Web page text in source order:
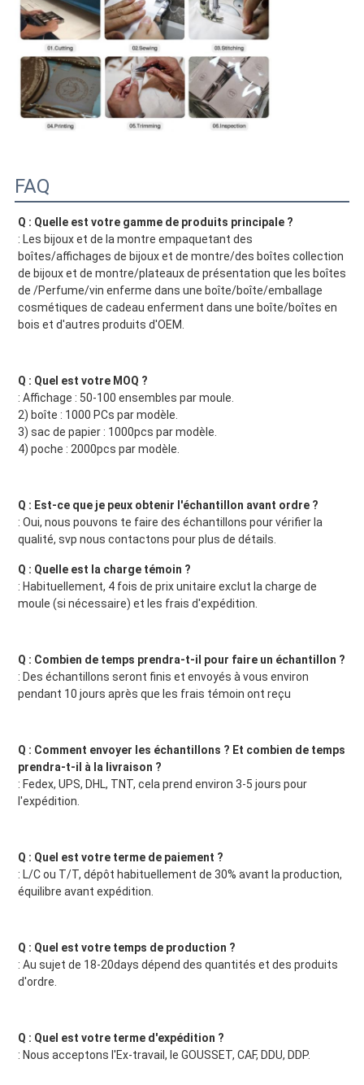
FAQ
Q : Quelle est votre gamme de produits principale ?
: Les bijoux et de la montre empaquetant des
boîtes/affichages de bijoux et de montre/des boîtes collection
de bijoux et de montre/plateaux de présentation que les boîtes
de /Perfume/vin enferme dans une boîte/boîte/emballage
cosmétiques de cadeau enferment dans une boîte/boîtes en
bois et d'autres produits d'OEM.
Q : Quel est votre MOQ ?
: Affichage : 50-100 ensembles par moule.
2) boîte : 1000 PCs par modèle.
3) sac de papier : 1000pcs par modèle.
4) poche : 2000pcs par modèle.
Q : Est-ce que je peux obtenir l'échantillon avant ordre ?
: Oui, nous pouvons te faire des échantillons pour vérifier la
qualité, svp nous contactons pour plus de détails.
Q : Quelle est la charge témoin ?
: Habituellement, 4 fois de prix unitaire exclut la charge de
moule (si nécessaire) et les frais d'expédition.
Q : Combien de temps prendra-t-il pour faire un échantillon ?
: Des échantillons seront finis et envoyés à vous environ
pendant 10 jours après que les frais témoin ont reçu
Q : Comment envoyer les échantillons ? Et combien de temps
prendra-t-il à la livraison ?
: Fedex, UPS, DHL, TNT, cela prend environ 3-5 jours pour
l'expédition.
Q : Quel est votre terme de paiement ?
: L/C ou T/T, dépôt habituellement de 30% avant la production,
équilibre avant expédition.
Q : Quel est votre temps de production ?
: Au sujet de 18-20days dépend des quantités et des produits
d'ordre.
Q : Quel est votre terme d'expédition ?
: Nous acceptons l'Ex-travail, le GOUSSET, CAF, DDU, DDP.